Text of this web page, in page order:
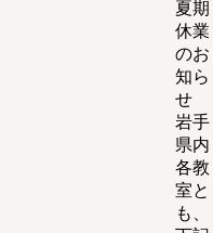
夏期
休業
のお
知ら
せ
岩手
県内
各教
室と
も、